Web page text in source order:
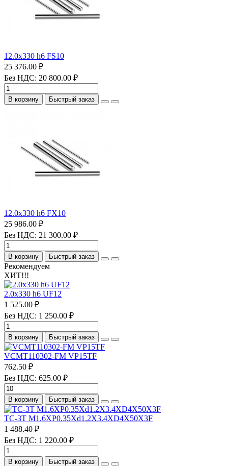
12.0х330 h6 FS10
25 376.00 ₽
Без НДС: 20 800.00 ₽
В корзину Быстрый заказ
12.0х330 h6 FX10
25 986.00 ₽
Без НДС: 21 300.00 ₽
В корзину Быстрый заказ
Рекомендуем
ХИТ!!!
2.0х330 h6 UF12
1 525.00 ₽
Без НДС: 1 250.00 ₽
В корзину Быстрый заказ
VCMT110302-FM VP15TF
762.50 ₽
Без НДС: 625.00 ₽
В корзину Быстрый заказ
TC-3T M1.6XP0.35Xd1.2X3.4XD4X50X3F
1 488.40 ₽
Без НДС: 1 220.00 ₽
В корзину Быстрый заказ